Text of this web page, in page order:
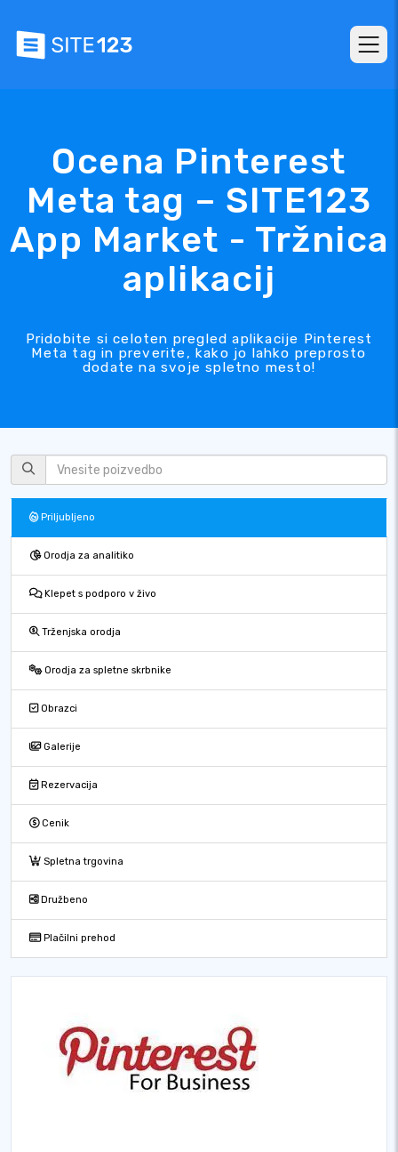
Ocena Pinterest
Meta tag – SITE123
App Market - Tržnica
aplikacij
Pridobite si celoten pregled aplikacije Pinterest
Meta tag in preverite, kako jo lahko preprosto
dodate na svoje spletno mesto!
Priljubljeno
Orodja za analitiko
Klepet s podporo v živo
Trženjska orodja
Orodja za spletne skrbnike
Obrazci
Galerije
Rezervacija
Cenik
Spletna trgovina
Družbeno
Plačilni prehod